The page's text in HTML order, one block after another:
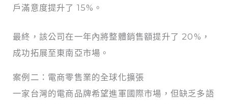
戶滿意度提升了 15%。
最終，該公司在一年內將整體銷售額提升了 20%，
成功拓展至東南亞市場。
案例二：電商零售業的全球化擴張
一家台灣的電商品牌希望進軍國際市場，但缺乏多語